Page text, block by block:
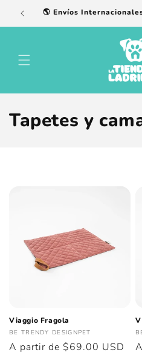
directamente
al contenido
🌎 Envíos
C
:
Tapetes y
Viaggio Fragola
Proveedor:
BE TRENDY DESIGNPET
Precio
A partir de $69.00 USD